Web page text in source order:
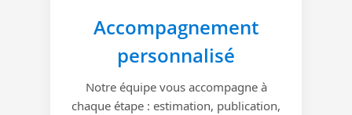
Accompagnement
personnalisé
Notre équipe vous accompagne à
chaque étape : estimation, publication,